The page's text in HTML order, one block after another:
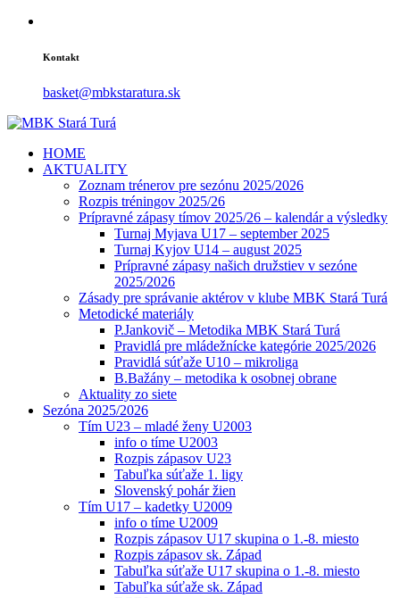
Kontakt
basket@mbkstaratura.sk
HOME
AKTUALITY
Zoznam trénerov pre sezónu 2025/2026
Rozpis tréningov 2025/26
Prípravné zápasy tímov 2025/26 – kalendár a výsledky
Turnaj Myjava U17 – september 2025
Turnaj Kyjov U14 – august 2025
Prípravné zápasy našich družstiev v sezóne
2025/2026
Zásady pre správanie aktérov v klube MBK Stará Turá
Metodické materiály
P.Jankovič – Metodika MBK Stará Turá
Pravidlá pre mládežnícke kategórie 2025/2026
Pravidlá súťaže U10 – mikroliga
B.Bažány – metodika k osobnej obrane
Aktuality zo siete
Sezóna 2025/2026
Tím U23 – mladé ženy U2003
info o tíme U2003
Rozpis zápasov U23
Tabuľka súťaže 1. ligy
Slovenský pohár žien
Tím U17 – kadetky U2009
info o tíme U2009
Rozpis zápasov U17 skupina o 1.-8. miesto
Rozpis zápasov sk. Západ
Tabuľka súťaže U17 skupina o 1.-8. miesto
Tabuľka súťaže sk. Západ